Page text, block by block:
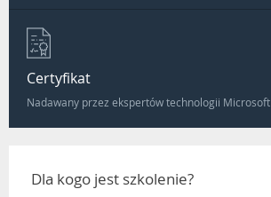
Certyfikat
Nadawany przez ekspertów technologii Microsoft
Dla kogo jest szkolenie?